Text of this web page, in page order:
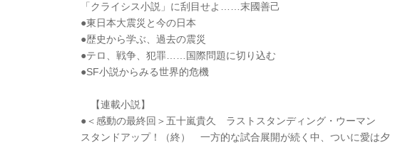
「クライシス小説」に刮目せよ……末國善己
●東日本大震災と今の日本
●歴史から学ぶ、過去の震災
●テロ、戦争、犯罪……国際問題に切り込む
●SF小説からみる世界的危機
【連載小説】
●＜感動の最終回＞五十嵐貴久 ラストスタンディング・ウーマン
スタンドアップ！（終） 一方的な試合展開が続く中、ついに愛は夕